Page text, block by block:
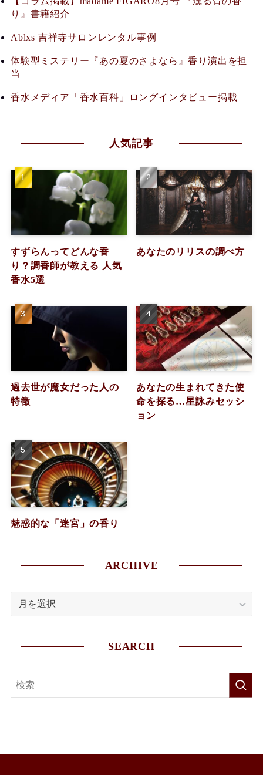
り』書籍紹介
Ablxs 吉祥寺サロンレンタル事例
体験型ミステリー『あの夏のさよなら』香り演出を担
当
香水メディア「香水百科」ロングインタビュー掲載
人気記事
すずらんってどんな香
り？調香師が教える 人気
香水5選
あなたのリリスの調べ方
過去世が魔女だった人の
特徴
あなたの生まれてきた使
命を探る…星詠みセッシ
ョン
魅惑的な「迷宮」の香り
ARCHIVE
ARCHIVE
SEARCH